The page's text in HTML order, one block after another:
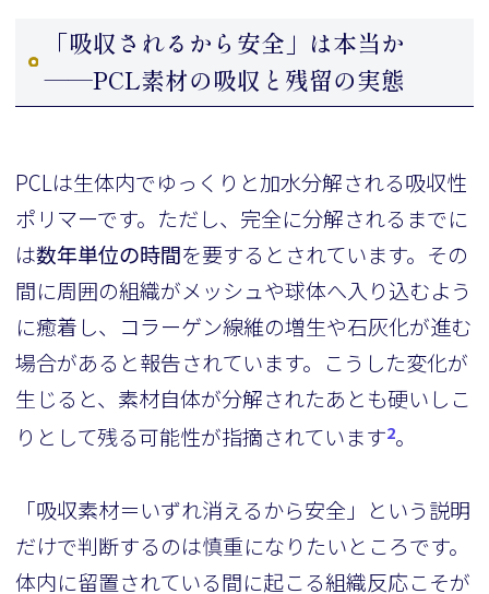
「吸収されるから安全」は本当か
——PCL素材の吸収と残留の実態
PCLは生体内でゆっくりと加水分解される吸収性
ポリマーです。ただし、完全に分解されるまでに
は数年単位の時間を要するとされています。その
間に周囲の組織がメッシュや球体へ入り込むよう
に癒着し、コラーゲン線維の増生や石灰化が進む
場合があると報告されています。こうした変化が
生じると、素材自体が分解されたあとも硬いしこ
りとして残る可能性が指摘されています2。
「吸収素材＝いずれ消えるから安全」という説明
だけで判断するのは慎重になりたいところです。
体内に留置されている間に起こる組織反応こそが